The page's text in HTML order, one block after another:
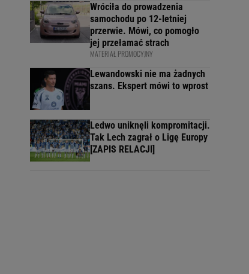
Wróciła do prowadzenia
samochodu po 12-letniej
przerwie. Mówi, co pomogło
jej przełamać strach
MATERIAŁ PROMOCYJNY
Lewandowski nie ma żadnych
szans. Ekspert mówi to wprost
Ledwo uniknęli kompromitacji.
Tak Lech zagrał o Ligę Europy
[ZAPIS RELACJI]